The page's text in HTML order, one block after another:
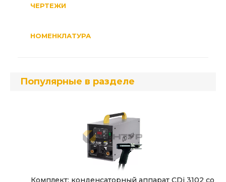
ЧЕРТЕЖИ
НОМЕНКЛАТУРА
Популярные в разделе
Комплект: конденсаторный аппарат CDi 3102 со